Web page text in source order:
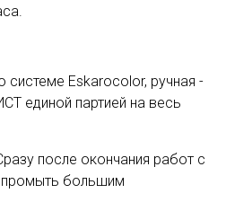
системе Eskarocolor, ручная -
единой партией на весь
после окончания работ с
промыть большим